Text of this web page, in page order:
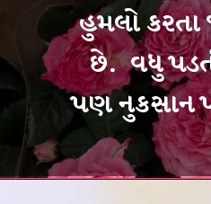
હુમલો
છે. વધુ
પણ નુકસાન